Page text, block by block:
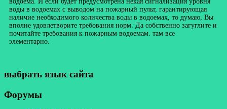
воды в водоемах с выводом на пожарный пульт, гарантирующая
наличие необходимого количества воды в водоемах, то думаю, Вы
вполне удовлетворите требования норм. Да собственно загуглите и
почитайте требования к пожарным водоемам. там все
элементарно.
выбрать язык сайта
Форумы